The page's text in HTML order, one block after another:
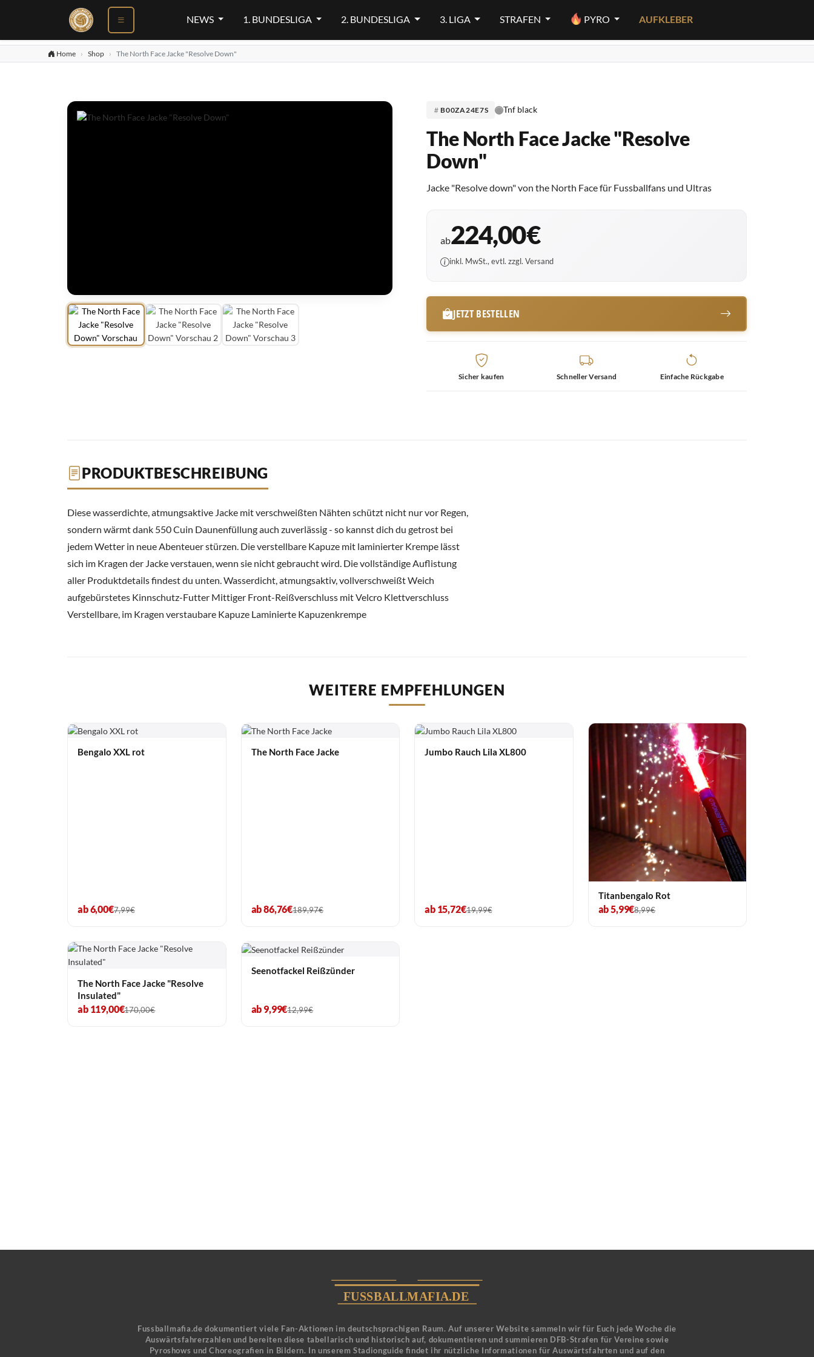
NEWS 1. BUNDESLIGA 2. BUNDESLIGA 3. LIGA STRAFEN PYRO AUFKLEBER
Home Shop The North Face Jacke "Resolve Down"
B00ZA24E7S Tnf black
The North Face Jacke "Resolve
Down"
Jacke "Resolve down" von the North Face für Fussballfans und Ultras
ab224,00€
inkl. MwSt., evtl. zzgl. Versand
JETZT BESTELLEN
Sicher kaufen Schneller Versand Einfache Rückgabe
PRODUKTBESCHREIBUNG
Diese wasserdichte, atmungsaktive Jacke mit verschweißten Nähten schützt nicht nur vor Regen,
sondern wärmt dank 550 Cuin Daunenfüllung auch zuverlässig - so kannst dich du getrost bei
jedem Wetter in neue Abenteuer stürzen. Die verstellbare Kapuze mit laminierter Krempe lässt
sich im Kragen der Jacke verstauen, wenn sie nicht gebraucht wird. Die vollständige Auflistung
aller Produktdetails findest du unten. Wasserdicht, atmungsaktiv, vollverschweißt Weich
aufgebürstetes Kinnschutz-Futter Mittiger Front-Reißverschluss mit Velcro Klettverschluss
Verstellbare, im Kragen verstaubare Kapuze Laminierte Kapuzenkrempe
WEITERE EMPFEHLUNGEN
Bengalo XXL rot
ab 6,00€7,99€
The North Face Jacke
ab 86,76€189,97€
Jumbo Rauch Lila XL800
ab 15,72€19,99€
Titanbengalo Rot
ab 5,99€8,99€
The North Face Jacke "Resolve
Insulated"
ab 119,00€170,00€
Seenotfackel Reißzünder
ab 9,99€12,99€
Fussballmafia.de dokumentiert viele Fan-Aktionen im deutschsprachigen Raum. Auf unserer Website sammeln wir für Euch jede Woche die
Auswärtsfahrerzahlen und bereiten diese tabellarisch und historisch auf, dokumentieren und summieren DFB-Strafen für Vereine sowie
Pyroshows und Choreografien in Bildern. In unserem Stadionguide findet ihr nützliche Informationen für Auswärtsfahrten und auf den